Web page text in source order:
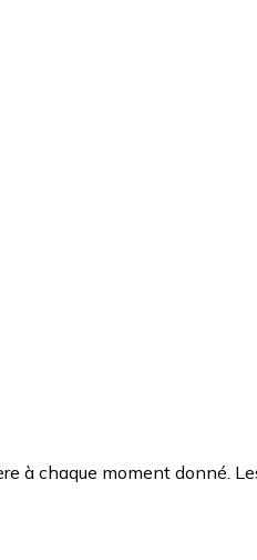
à chaque moment donné.